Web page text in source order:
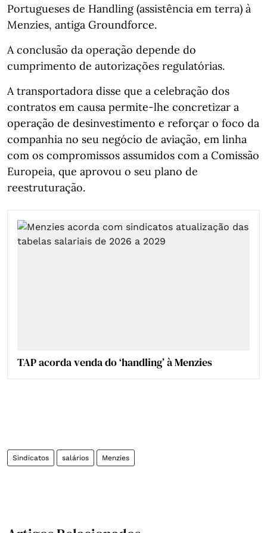
Portugueses de Handling (assistência em terra) à
Menzies, antiga Groundforce.
A conclusão da operação depende do
cumprimento de autorizações regulatórias.
A transportadora disse que a celebração dos
contratos em causa permite-lhe concretizar a
operação de desinvestimento e reforçar o foco da
companhia no seu negócio de aviação, em linha
com os compromissos assumidos com a Comissão
Europeia, que aprovou o seu plano de
reestruturação.
TAP acorda venda do ‘handling’ à Menzies
Sindicatos salários Menzies